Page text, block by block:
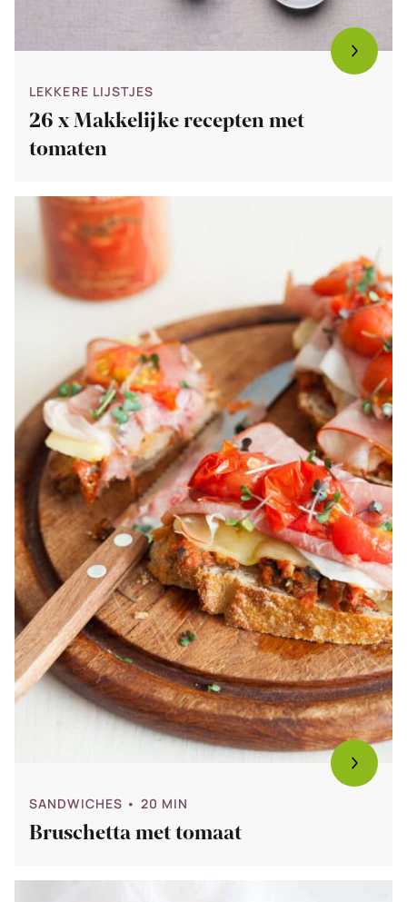
LEKKERE LIJSTJES
26 x Makkelijke recepten met
tomaten
Bekijk
Bruschetta
tomaat
SANDWICHES • 20 MIN
Bruschetta met tomaat